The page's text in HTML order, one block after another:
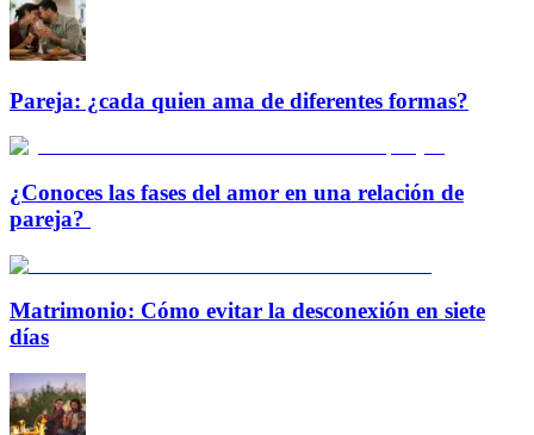
Pareja: ¿cada quien ama de diferentes formas?
¿Conoces las fases del amor en una relación de
pareja?
Matrimonio: Cómo evitar la desconexión en siete
días